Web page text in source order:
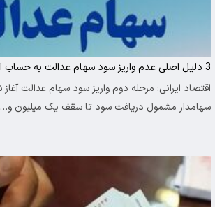
3 دلیل اصلی عدم واریز سود سهام عدالت به حساب افراد
سهامدار مشمول دریافت سود تا سقف یک میلیون و…